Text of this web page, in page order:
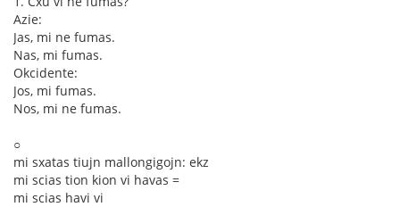
Azie:
Jas, mi ne fumas.
Nas, mi fumas.
Okcidente:
Jos, mi fumas.
Nos, mi ne fumas.
○
mi sxatas tiujn mallongigojn: ekz
mi scias tion kion vi havas =
mi scias havi vi